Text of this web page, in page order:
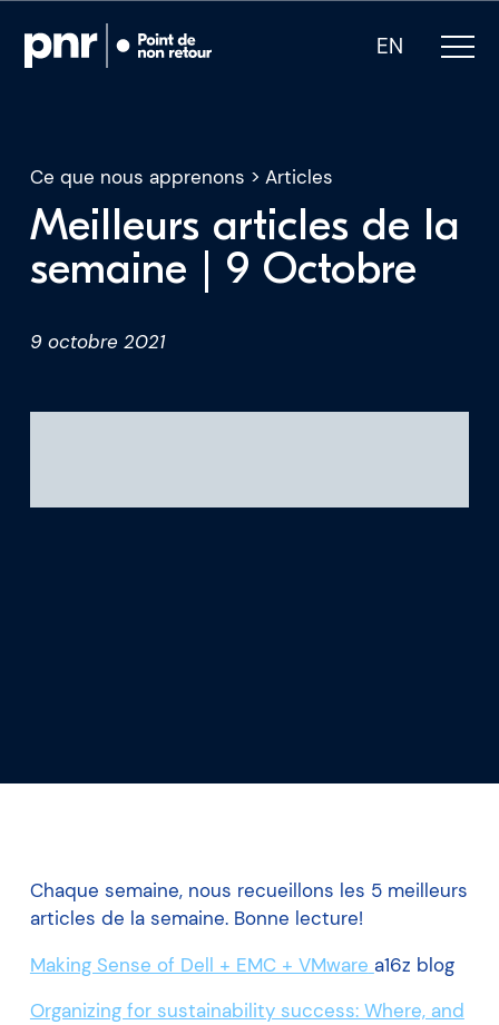
EN
Notre expertise
Qui sommes-nous
Pour les PDG
Ce que nous apprenons > Articles
Meilleurs articles de la
semaine | 9 Octobre
9 octobre 2021
Chaque semaine, nous recueillons les 5 meilleurs
articles de la semaine. Bonne lecture!
Making Sense of Dell + EMC + VMware a16z blog
Organizing for sustainability success: Where, and